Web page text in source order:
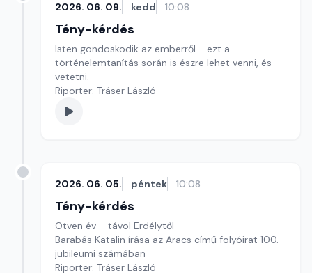
2026. 06. 09. kedd 10:08
Tény-kérdés
Isten gondoskodik az emberről - ezt a
történelemtanítás során is észre lehet venni, és
vetetni.
Riporter: Tráser László
2026. 06. 05. péntek 10:08
Tény-kérdés
Ötven év – távol Erdélytől
Barabás Katalin írása az Aracs című folyóirat 100.
jubileumi számában
Riporter: Tráser László